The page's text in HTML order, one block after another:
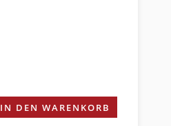
IN DEN WARENKORB